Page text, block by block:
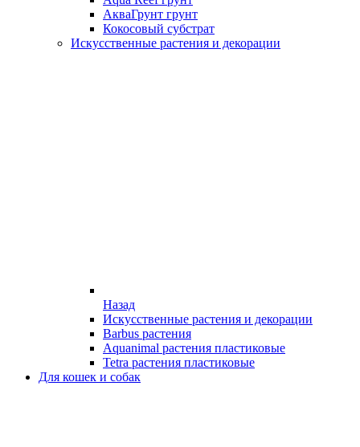
АкваГрунт грунт
Кокосовый субстрат
Искусственные растения и декорации
Назад
Искусственные растения и декорации
Barbus растения
Aquanimal растения пластиковые
Tetra растения пластиковые
Для кошек и собак